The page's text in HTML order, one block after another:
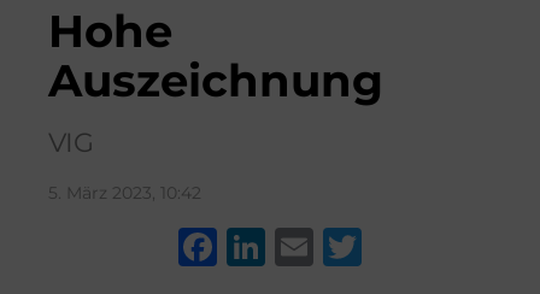
Hohe
Auszeichnung
VIG
5. März 2023, 10:42
F
Li
E